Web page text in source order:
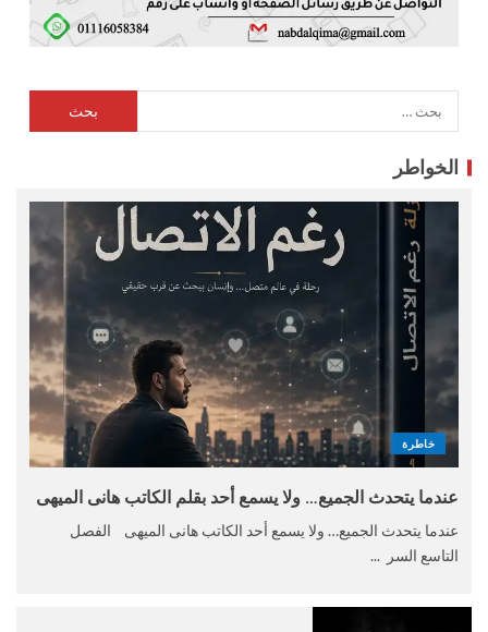
الخواطر
خاطرة
عندما يتحدث الجميع… ولا يسمع أحد بقلم الكاتب هانى الميهى
عندما يتحدث الجميع… ولا يسمع أحد الكاتب هانى الميهى الفصل
التاسع السر ...